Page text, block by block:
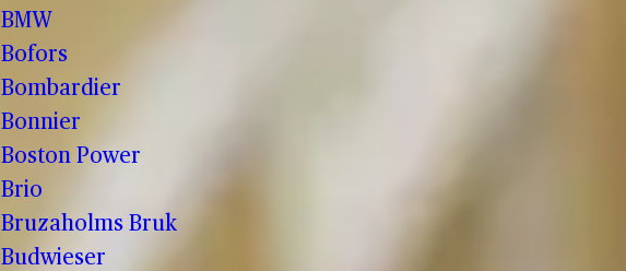
BMW
Bofors
Bombardier
Bonnier
Boston Power
Brio
Bruzaholms Bruk
Budwieser